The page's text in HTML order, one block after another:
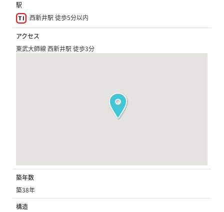
駅
西新井駅 徒歩5分以内
アクセス
東武大師線 西新井駅 徒歩3分
築年数
築38年
構造